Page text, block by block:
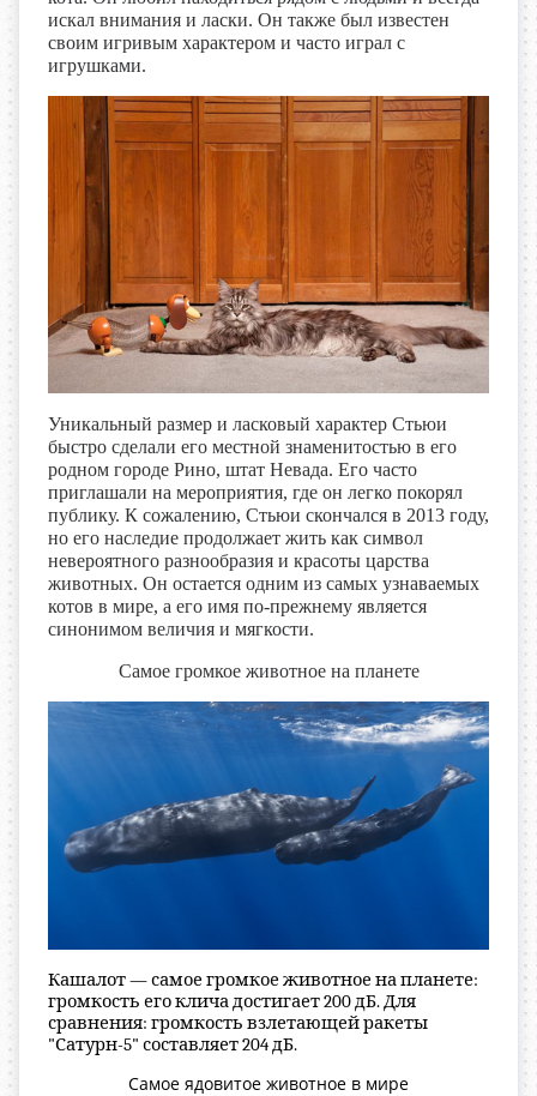
искал внимания и ласки. Он также был известен
своим игривым характером и часто играл с
игрушками.
Уникальный размер и ласковый характер Стьюи
быстро сделали его местной знаменитостью в его
родном городе Рино, штат Невада. Его часто
приглашали на мероприятия, где он легко покорял
публику. К сожалению, Стьюи скончался в 2013 году,
но его наследие продолжает жить как символ
невероятного разнообразия и красоты царства
животных. Он остается одним из самых узнаваемых
котов в мире, а его имя по-прежнему является
синонимом величия и мягкости.
Самое громкое животное на планете
Кашалот — самое громкое животное на планете:
громкость его клича достигает 200 дБ. Для
сравнения: громкость взлетающей ракеты
"Сатурн-5" составляет 204 дБ.
Самое ядовитое животное в мире